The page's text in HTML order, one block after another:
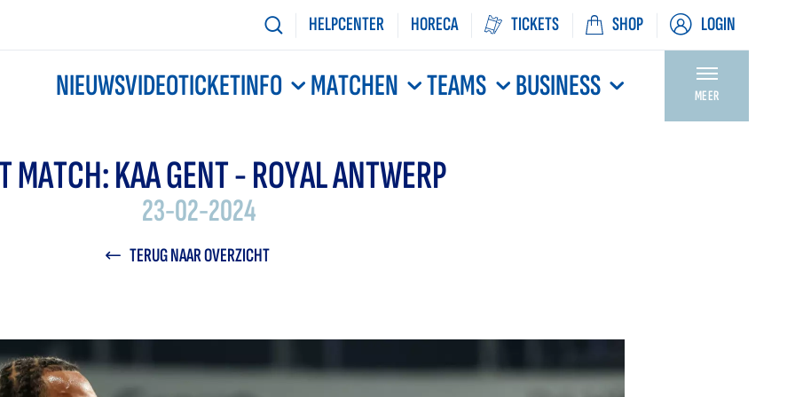
HELPCENTER HORECA TICKETS SHOP LOGIN
NIEUWSVIDEOTICKETINFO MATCHEN TEAMS BUSINESS MEER
MATCH: KAA GENT - ROYAL ANTWERP
23-02-2024
TERUG NAAR OVERZICHT